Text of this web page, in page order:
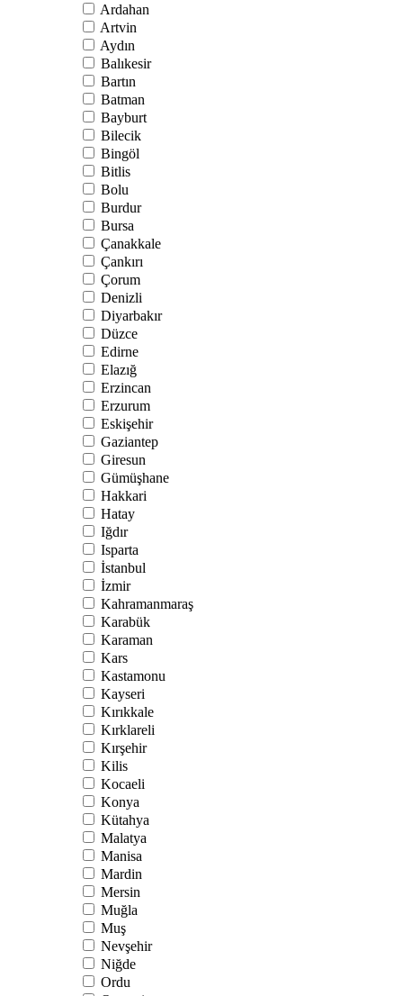
Ardahan
Artvin
Aydın
Balıkesir
Bartın
Batman
Bayburt
Bilecik
Bingöl
Bitlis
Bolu
Burdur
Bursa
Çanakkale
Çankırı
Çorum
Denizli
Diyarbakır
Düzce
Edirne
Elazığ
Erzincan
Erzurum
Eskişehir
Gaziantep
Giresun
Gümüşhane
Hakkari
Hatay
Iğdır
Isparta
İstanbul
İzmir
Kahramanmaraş
Karabük
Karaman
Kars
Kastamonu
Kayseri
Kırıkkale
Kırklareli
Kırşehir
Kilis
Kocaeli
Konya
Kütahya
Malatya
Manisa
Mardin
Mersin
Muğla
Muş
Nevşehir
Niğde
Ordu